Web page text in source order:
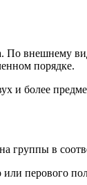
По внешнему
порядке.
и более
группы в
перового